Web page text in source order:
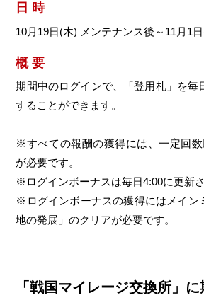
日 時
10月19日(木) メンテナンス後～11月1
概 要
期間中のログインで、「登用札」を毎
することができます。
※すべての報酬の獲得には、一定回
が必要です。
※ログインボーナスは毎日4:00に更新さ
※ログインボーナスの獲得にはメイン
地の発展」のクリアが必要です。
「戦国マイレージ交換所」